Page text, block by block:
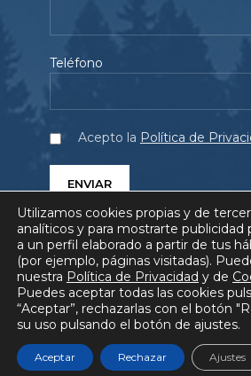
Teléfono
Acepto la Política de
SERVICIOS PROYECTOS
BLOG
AVISO LEGAL POLÍTICA DE PRIVACIDAD
Utilizamos cookies propias y de
analíticos y para mostrarte publicidad
a un perfil elaborado a partir de tus
(por ejemplo, páginas visitadas).
nuestra Política de Privacidad y de
Puedes aceptar todas las cookies
“Aceptar”, rechazarlas con el botón
su uso pulsando el botón de ajustes.
Aceptar Rechazar Ajustes